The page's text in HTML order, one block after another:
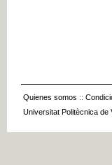
Quienes somos ::
Universitat Politècnica de